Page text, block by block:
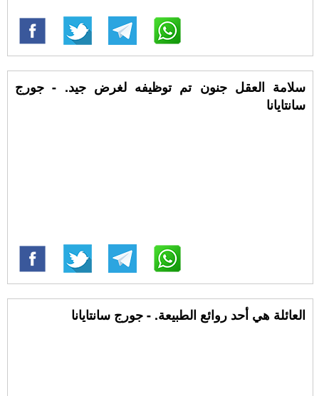
سلامة العقل جنون تم توظيفه لغرض جيد. - جورج
سانتايانا
العائلة هي أحد روائع الطبيعة. - جورج سانتايانا